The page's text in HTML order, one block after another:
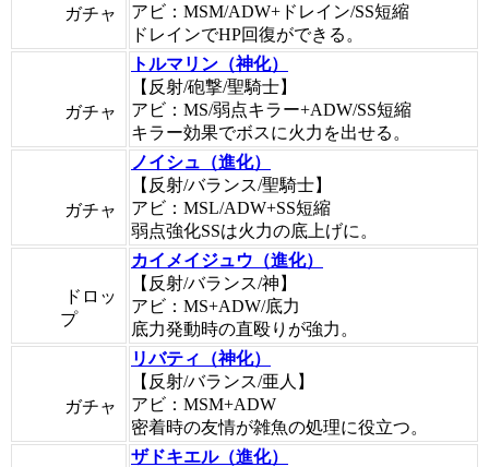
ガチャ
アビ：MSM/ADW+ドレイン/SS短縮
ドレインでHP回復ができる。
ガチャ
トルマリン（神化）
【反射/砲撃/聖騎士】
アビ：MS/弱点キラー+ADW/SS短縮
キラー効果でボスに火力を出せる。
ガチャ
ノイシュ（進化）
【反射/バランス/聖騎士】
アビ：MSL/ADW+SS短縮
弱点強化SSは火力の底上げに。
ドロッ
プ
カイメイジュウ（進化）
【反射/バランス/神】
アビ：MS+ADW/底力
底力発動時の直殴りが強力。
ガチャ
リバティ（神化）
【反射/バランス/亜人】
アビ：MSM+ADW
密着時の友情が雑魚の処理に役立つ。
ザドキエル（進化）